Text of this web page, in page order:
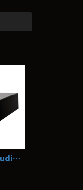
Niagara 3000 電源處理器 AudioQuest